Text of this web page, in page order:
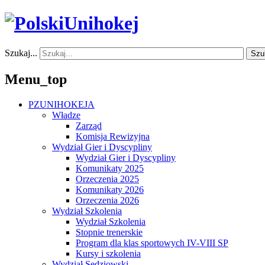
Szukaj...
Menu_top
PZUNIHOKEJA
Władze
Zarząd
Komisja Rewizyjna
Wydział Gier i Dyscypliny
Wydział Gier i Dyscypliny
Komunikaty 2025
Orzeczenia 2025
Komunikaty 2026
Orzeczenia 2026
Wydział Szkolenia
Wydział Szkolenia
Stopnie trenerskie
Program dla klas sportowych IV-VIII SP
Kursy i szkolenia